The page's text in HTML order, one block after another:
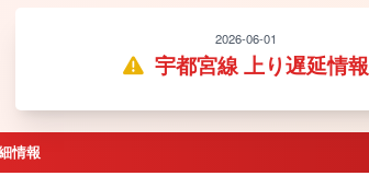
2026-06-01
宇都宮線 上り遅延情報
情報